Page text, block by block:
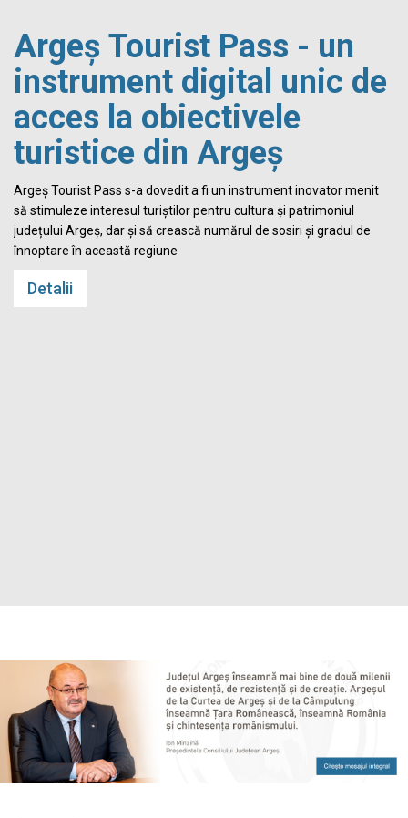
Argeș Tourist Pass - un
instrument digital unic de
acces la obiectivele
turistice din Argeș
Argeș Tourist Pass s-a dovedit a fi un instrument inovator menit
să stimuleze interesul turiștilor pentru cultura și patrimoniul
județului Argeș, dar și să crească numărul de sosiri și gradul de
înnoptare în această regiune
Detalii